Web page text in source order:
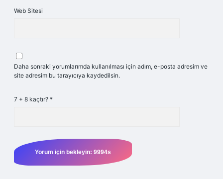
Web Sitesi
Daha sonraki yorumlarımda kullanılması için adım, e-posta adresim ve
site adresim bu tarayıcıya kaydedilsin.
7 + 8 kaçtır? *